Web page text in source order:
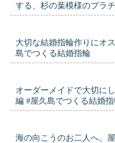
する、杉の葉模様のプラ
大切な結婚指輪作りにオ
島でつくる結婚指輪
オーダーメイドで大切に
編 #屋久島でつくる結婚指
海の向こうのお二人へ。